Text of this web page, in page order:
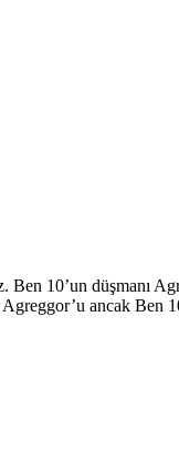
Ben 10’un
ancak